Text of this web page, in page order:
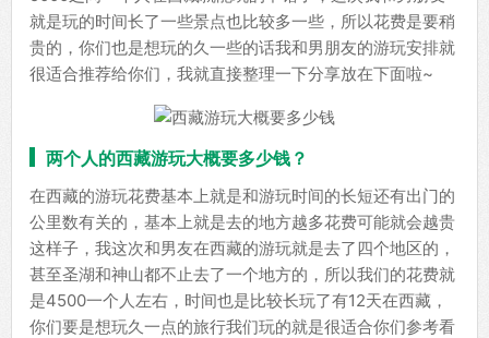
就是玩的时间长了一些景点也比较多一些，所以花费是要稍
贵的，你们也是想玩的久一些的话我和男朋友的游玩安排就
很适合推荐给你们，我就直接整理一下分享放在下面啦~
两个人的西藏游玩大概要多少钱？
在西藏的游玩花费基本上就是和游玩时间的长短还有出门的
公里数有关的，基本上就是去的地方越多花费可能就会越贵
这样子，我这次和男友在西藏的游玩就是去了四个地区的，
甚至圣湖和神山都不止去了一个地方的，所以我们的花费就
是4500一个人左右，时间也是比较长玩了有12天在西藏，
你们要是想玩久一点的旅行我们玩的就是很适合你们参考看